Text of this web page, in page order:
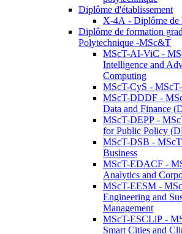
Diplôme d'établissement
X-4A - Diplôme de
Diplôme de formation
Polytechnique -MSc&T
MScT-AI-ViC -
Intelligence and
Computing
MScT-CyS -
MScT-DDDF -
Data and Finance
MScT-DEPP -
for Public Policy
MScT-DSB -
Business
MScT-EDACF -
Analytics and
MScT-EESM -
Engineering and
Management
MScT-ESCLiP -
Smart Cities and